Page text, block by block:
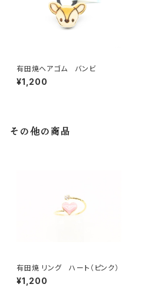
有田焼ヘアゴム バンビ
¥1,200
その他の商品
有田焼 リング ハート（ピンク）
¥1,200